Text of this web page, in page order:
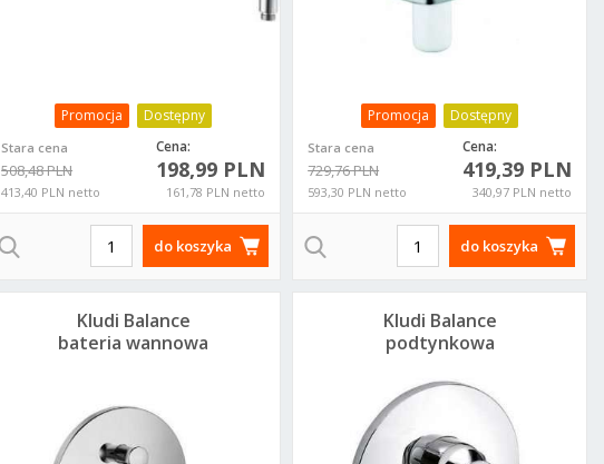
Promocja Dostępny
Stara cena
508,48 PLN
413,40 PLN netto
Cena:
198,99 PLN
161,78 PLN netto
do koszyka
Promocja Dostępny
Stara cena
729,76 PLN
593,30 PLN netto
Cena:
419,39 PLN
340,97 PLN netto
do koszyka
Kludi Balance
bateria wannowa
Kludi Balance
podtynkowa
526500575